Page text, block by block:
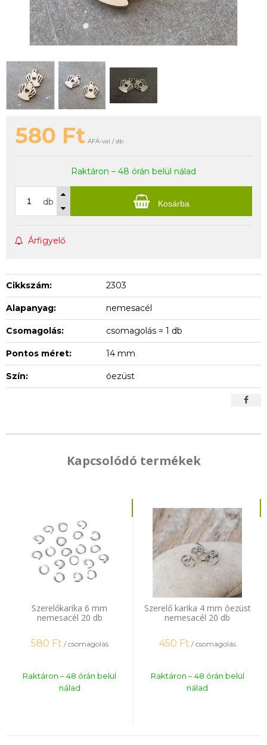
580 Ft ÁFÁ-val / db
Raktáron – 48 órán belül nálad
db Kosárba
Árfigyelő
Cikkszám: 2303
Alapanyag: nemesacél
Csomagolás: csomagolás = 1 db
Pontos méret: 14 mm
Szín: óezüst
Kapcsolódó termékek
Szerelőkarika 6 mm
nemesacél 20 db
580 Ft / csomagolás
Raktáron – 48 órán belül
nálad
Szerelő karika 4 mm óezüst
nemesacél 20 db
450 Ft / csomagolás
Raktáron – 48 órán belül
nálad